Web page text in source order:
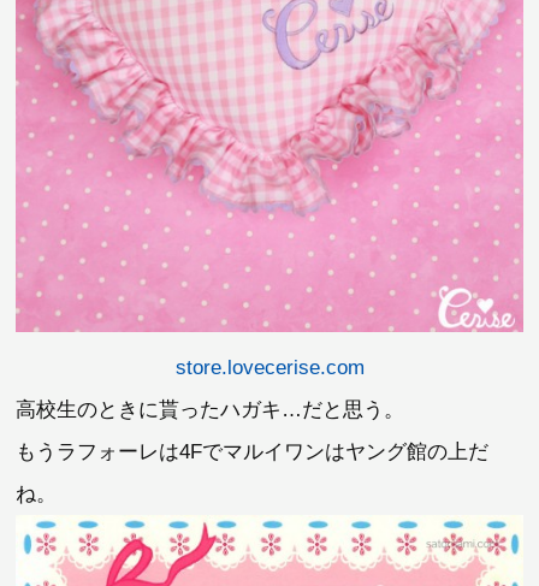
store.lovecerise.com
高校生のときに貰ったハガキ…だと思う。
もうラフォーレは4Fでマルイワンはヤング館の上だ
ね。